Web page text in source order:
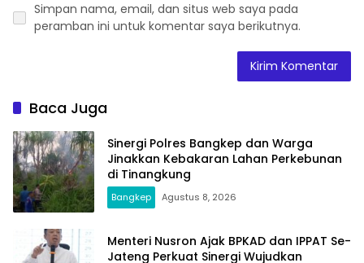
Simpan nama, email, dan situs web saya pada
peramban ini untuk komentar saya berikutnya.
Baca Juga
Sinergi Polres Bangkep dan Warga
Jinakkan Kebakaran Lahan Perkebunan
di Tinangkung
Bangkep Agustus 8, 2026
Menteri Nusron Ajak BPKAD dan IPPAT Se-
Jateng Perkuat Sinergi Wujudkan